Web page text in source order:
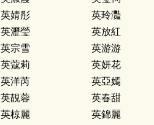
英婧彤
英玲灩
英瀝瑩
英放紅
英宗雪
英游游
英蔻莉
英妍花
英洋芮
英亞嫣
英靚蓉
英春甜
英椋麗
英錦麗